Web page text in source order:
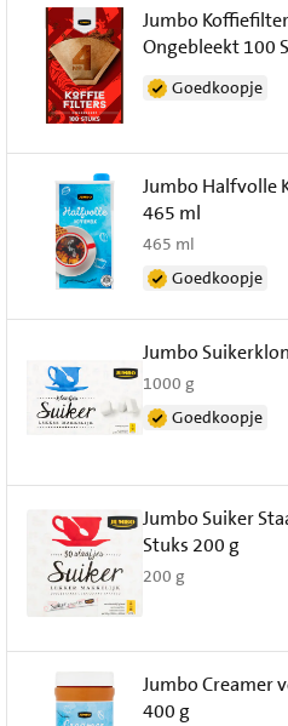
Jumbo
Ongebleekt 100
Goedkoopje
Jumbo Halfvolle
465 ml
465 ml
Goedkoopje
Jumbo
1000 g
Goedkoopje
Jumbo Suiker
Stuks 200 g
200 g
Jumbo Creamer
400 g